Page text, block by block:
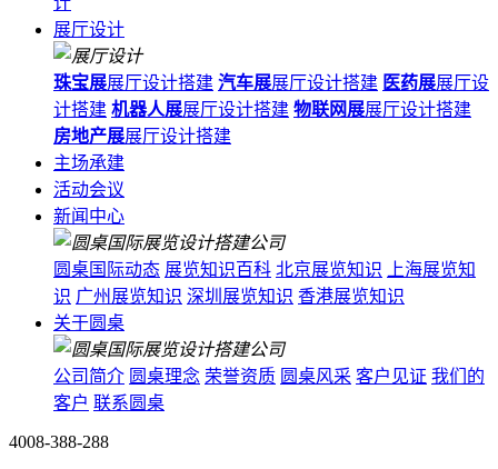
展厅设计
珠宝展展厅设计搭建 汽车展展厅设计搭建 医药展展厅设
计搭建 机器人展展厅设计搭建 物联网展展厅设计搭建
房地产展展厅设计搭建
主场承建
活动会议
新闻中心
圆桌国际动态 展览知识百科 北京展览知识
上海展览知
识 广州展览知识 深圳展览知识 香港展览知识
关于圆桌
公司简介 圆桌理念 荣誉资质 圆桌风采 客户见证 我们的
客户 联系圆桌
4008-388-288